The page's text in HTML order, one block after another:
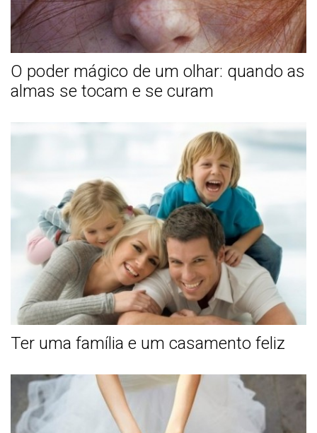
O poder mágico de um olhar: quando as
almas se tocam e se curam
Ter uma família e um casamento feliz